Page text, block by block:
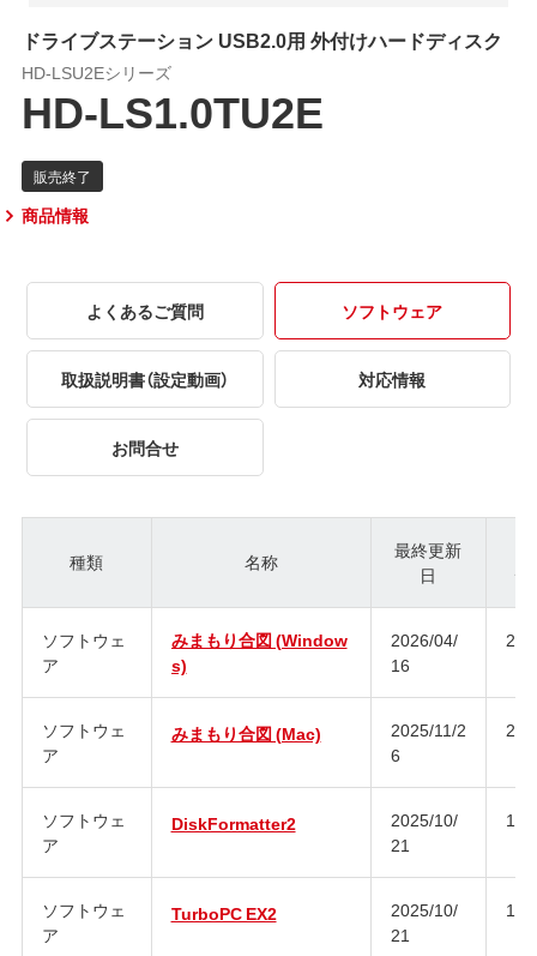
ドライブステーション USB2.0用 外付けハードディスク
HD-LSU2Eシリーズ
HD-LS1.0TU2E
商品情報
よくあるご質問 ソフトウェア
取扱説明書（設定動画） 対応情報
お問合せ
種類 名称
最終更新
日
ジ
ソフトウェ
ア
みまもり合図 (Window
s)
2026/04/
16
ソフトウェ
ア
みまもり合図 (Mac)
2025/11/2
6
ソフトウェ
ア
DiskFormatter2
2025/10/
21
ソフトウェ
ア
TurboPC EX2
2025/10/
21